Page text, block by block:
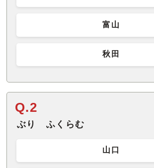
富山
秋田
Q.2
ぶり ふくらむ
山口